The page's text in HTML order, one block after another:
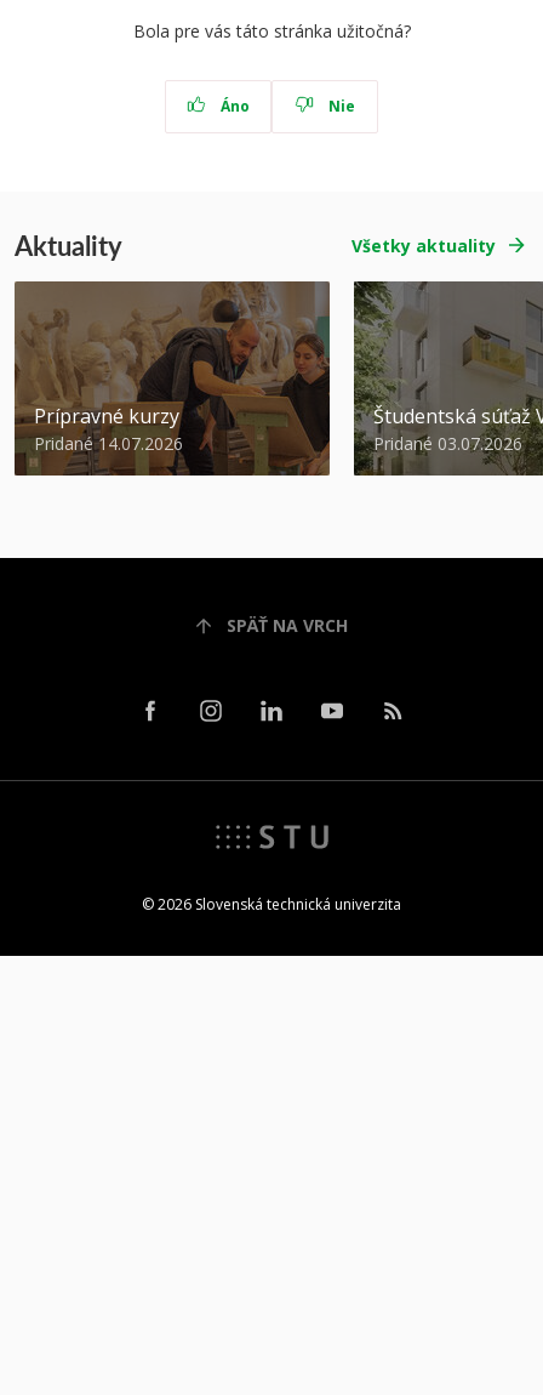
Bola pre vás táto stránka užitočná?
Áno Nie
Aktuality Všetky aktuality
Prípravné kurzy
Pridané 14.07.2026
Študentská súťaž
Pridané 03.07.2026
SPÄŤ NA VRCH
© 2026 Slovenská technická univerzita